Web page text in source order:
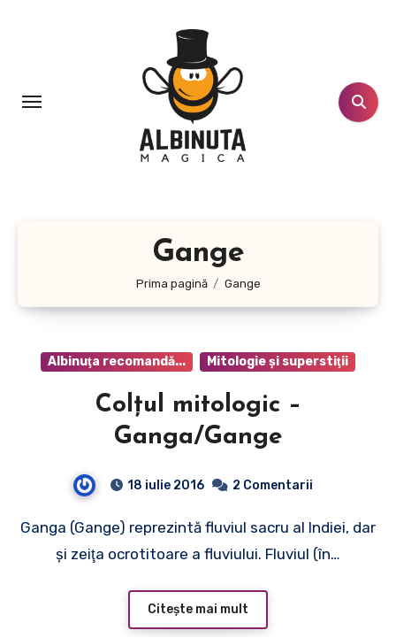
Gange
Prima pagină Gange
Albinuţa recomandă... Mitologie şi superstiţii
Colţul mitologic –
Ganga/Gange
18 iulie 2016 2 Comentarii
Ganga (Gange) reprezintă fluviul sacru al Indiei, dar
şi zeiţa ocrotitoare a fluviului. Fluviul (în…
Citește mai mult